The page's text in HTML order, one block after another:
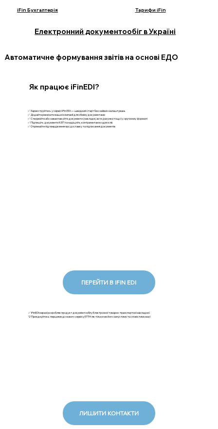
iFin Бухгалтерія Тарифи iFin
Електронний документообіг в Україні
Автоматичне формування звітів на основі ЕДО
✅ Зареєструйтесь у сервісі iFin EDI — швидкий старт без зайвих налаштувань
✅ Додайте реквізити вашої компанії для обміну документами
✅ Створюйте або завантажуйте документи (накладні, акти, рахунки тощо) у зручному форматі
✅ Підпишіть документи КЕП та надішліть контрагентам в один клік
✅ Отримайте підтвердження про доставку та підписання документів
Як працює iFinEDI?
ПЕРЕЙТИ В IFIN EDI
✅ iFinEDI наразі розробляє продукт документообігу Електронної товарно-транспортної накладної.
💡Приєднуйтесь першими до нового сервісу ЕТТН: як тільки ми його запустимо та сповістимо вас!
ЛИШИТИ КОНТАКТИ